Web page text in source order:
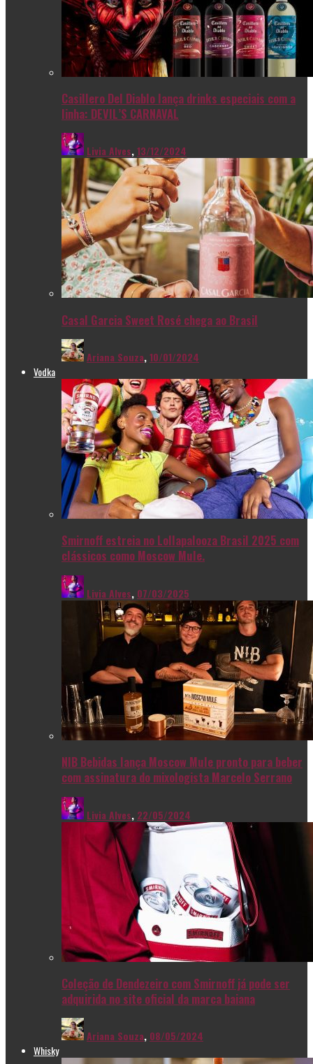
Casillero Del Diablo lança drinks especiais com a
linha: DEVIL’S CARNAVAL
Livia Alves,13/12/2024
Casal Garcia Sweet Rosé chega ao Brasil
Ariana Souza,10/01/2024
Vodka
Smirnoff estreia no Lollapalooza Brasil 2025 com
clássicos como Moscow Mule.
Livia Alves, 07/03/2025
NIB Bebidas lança Moscow Mule pronto para beber
com assinatura do mixologista Marcelo Serrano
Livia Alves, 22/05/2024
Coleção de Dendezeiro com Smirnoff já pode ser
adquirida no site oficial da marca baiana
Ariana Souza, 08/05/2024
Whisky